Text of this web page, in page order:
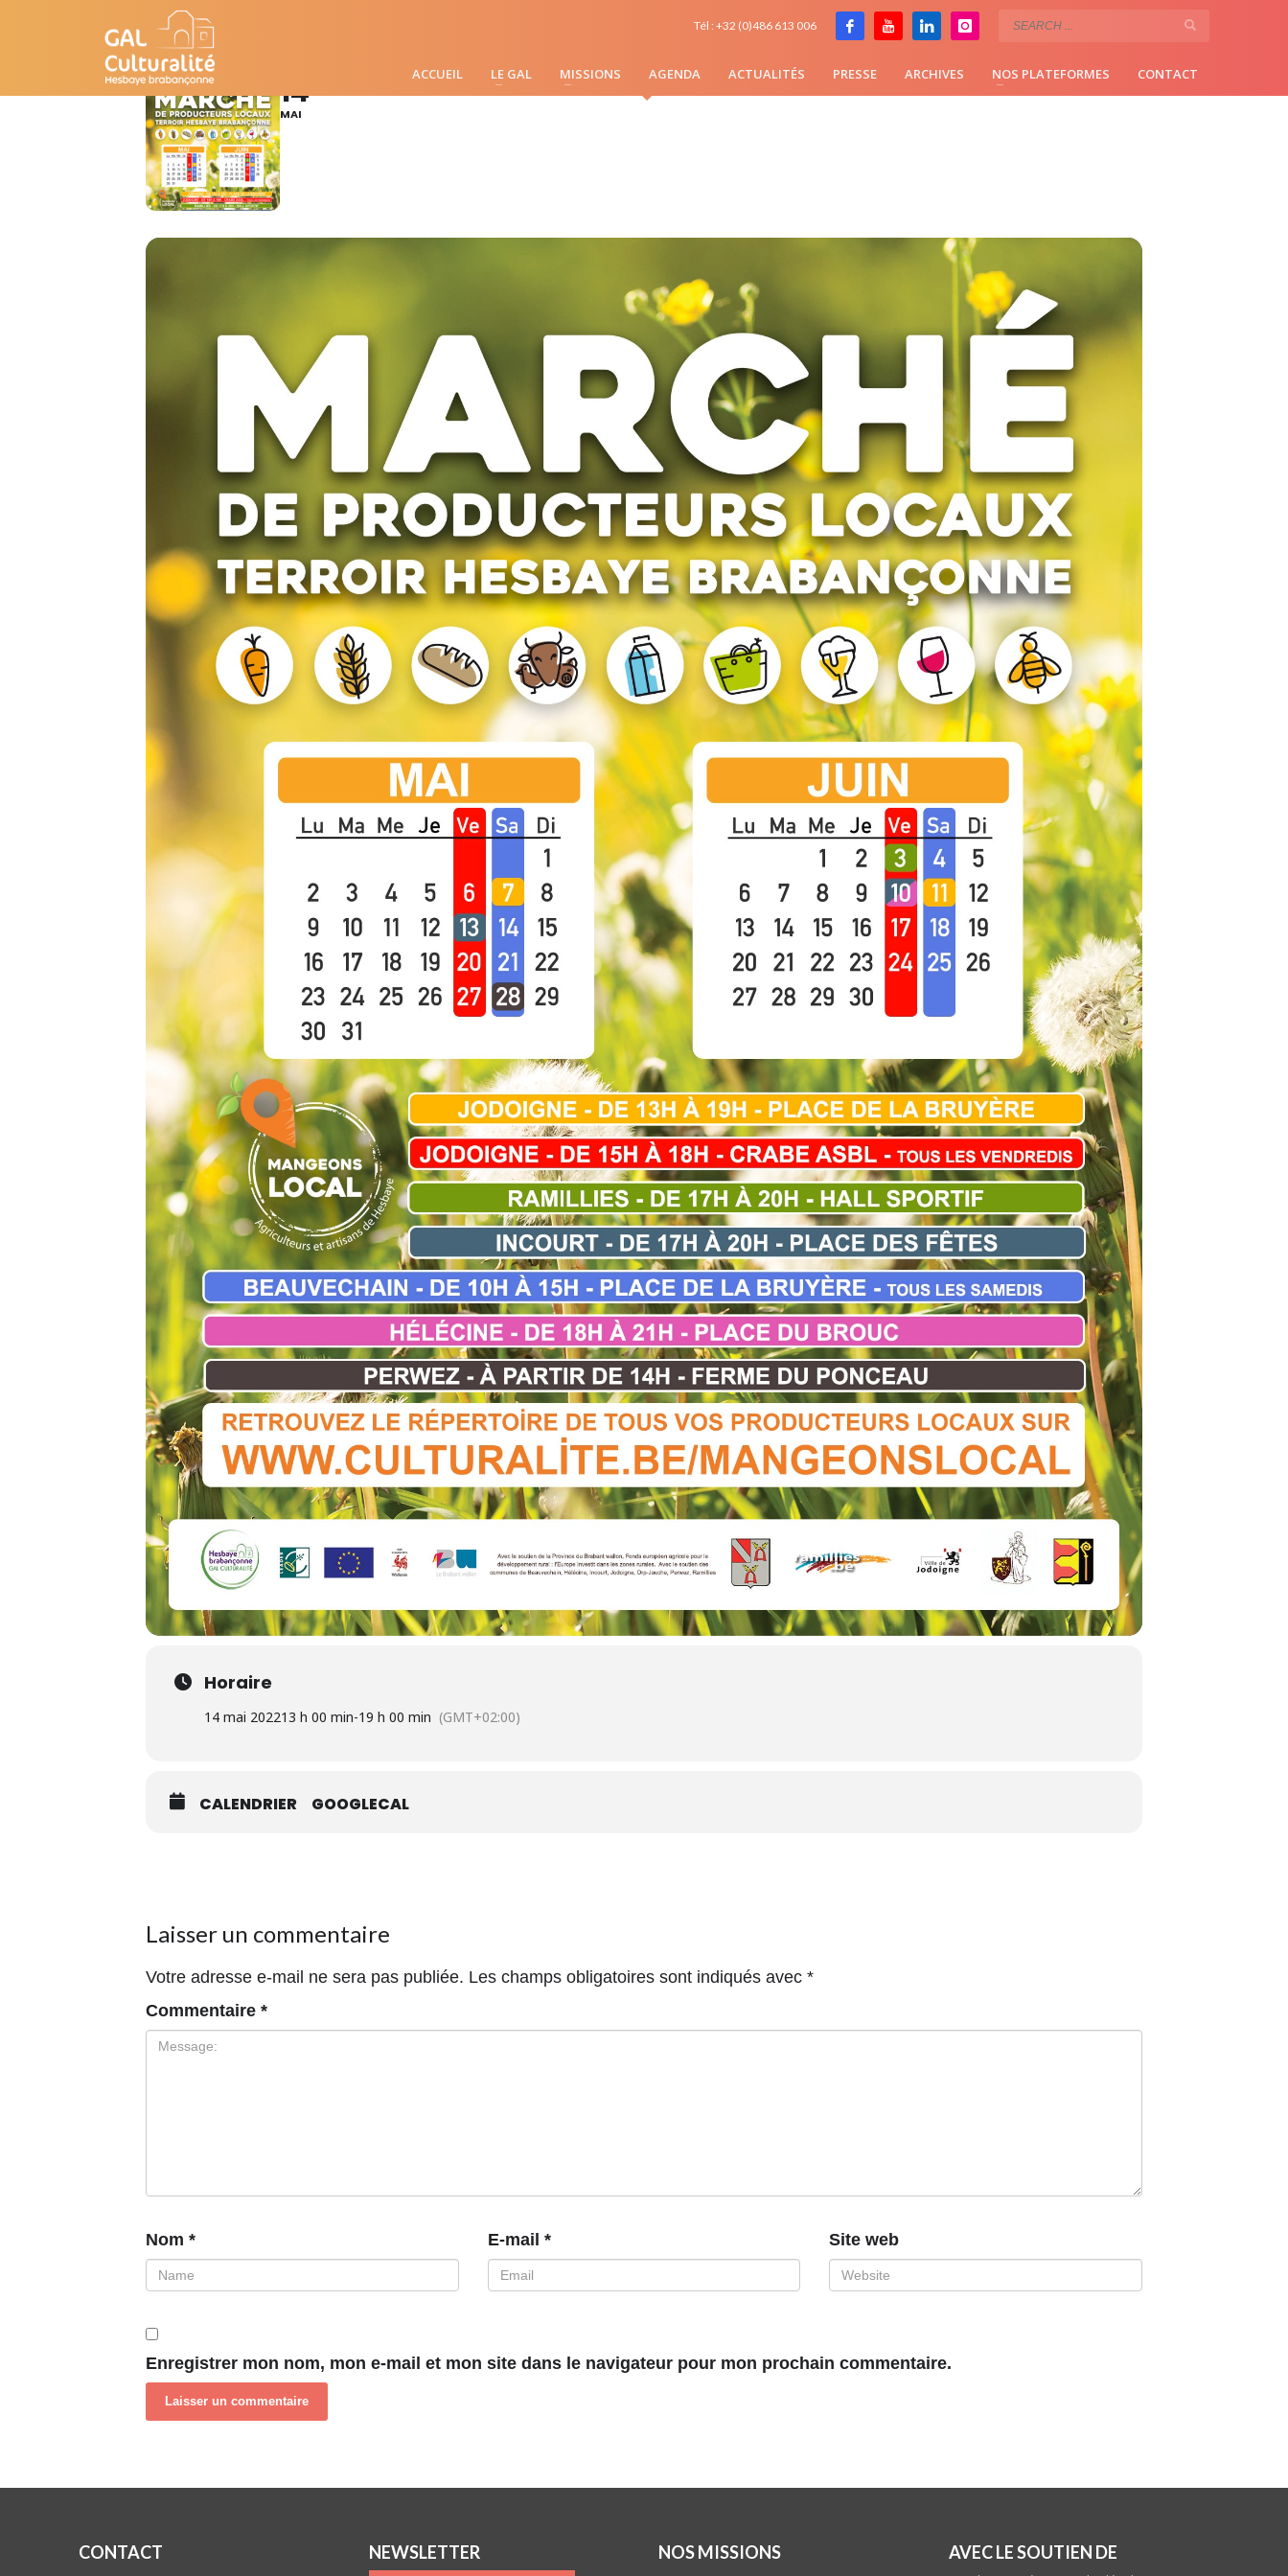
Tél : +32 (0)486 613 006
ACCUEIL LE GAL MISSIONS AGENDA ACTUALITÉS PRESSE ARCHIVES NOS PLATEFORMES CONTACT
MARCHÉ DE PRODUCTEURS LOCAUX
14
MAI
JODOIGNE - DE 13H À 19H - PLACE DE LA BRUYÈRE
Horaire
14 mai 202213 h 00 min-19 h 00 min (GMT+02:00)
CALENDRIER GOOGLECAL
Laisser un commentaire
Votre adresse e-mail ne sera pas publiée. Les champs obligatoires sont indiqués avec *
Commentaire *
Nom * E-mail * Site web
Enregistrer mon nom, mon e-mail et mon site dans le navigateur pour mon prochain commentaire.
CONTACT NEWSLETTER NOS MISSIONS AVEC LE SOUTIEN DE